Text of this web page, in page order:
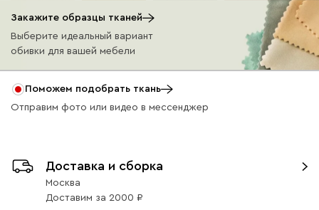
(Mustard)
(Smoke)
Коралловый
(Coral)
Минт
Вертикаль
Закажите образцы тканей
Выберите идеальный вариант
обивки для вашей мебели
Поможем подобрать ткань
Отправим фото или видео в мессенджер
Доставка и сборка
Москва
Доставим за 2000